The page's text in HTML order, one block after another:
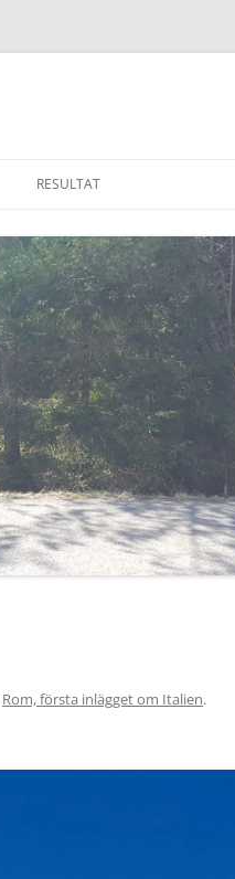
RESULTAT
Rom, första inlägget om Italien.